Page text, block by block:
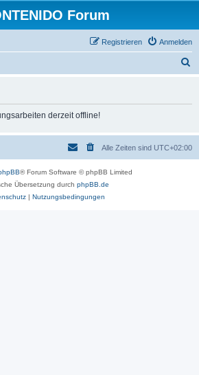
Forum
Anmelden
Registrieren
derzeit offline!
Alle Zeiten sind UTC+02:00
® Forum Software © phpBB Limited
Übersetzung durch phpBB.de
| Nutzungsbedingungen